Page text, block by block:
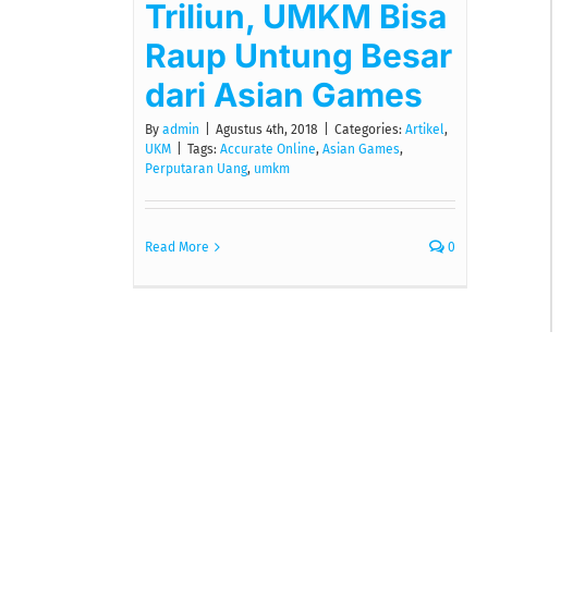
Triliun, UMKM Bisa
Raup Untung Besar
dari Asian Games
By admin Agustus 4th, 2018 Categories: Artikel,
UKM
Tags: Accurate Online, Asian Games,
Perputaran Uang, umkm
Read More 0